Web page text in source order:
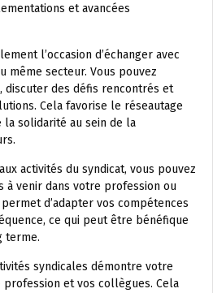
et avancées
l’occasion d’échanger avec
même secteur. Vous pouvez
discuter des défis rencontrés et
Cela favorise le réseautage
solidarité au sein de la
activités du syndicat, vous pouvez
à venir dans votre profession ou
d’adapter vos compétences
ce qui peut être bénéfique
terme.
syndicales démontre votre
et vos collègues. Cela